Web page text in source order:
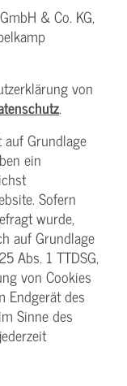
& Co. KG,
von
.
Grundlage
ein
Sofern
wurde,
auf Grundlage
Abs. 1 TTDSG,
von Cookies
Endgerät des
Sinne des